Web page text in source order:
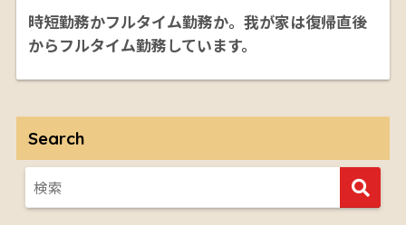
時短勤務かフルタイム勤務か。我が家は復帰直後
からフルタイム勤務しています。
Search